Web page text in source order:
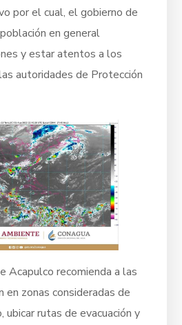
por el cual, el gobierno de
en general
y estar atentos a los
autoridades de Protección
Acapulco recomienda a las
en zonas consideradas de
rutas de evacuación y